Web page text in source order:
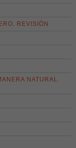
REVISIÓN
NATURAL.